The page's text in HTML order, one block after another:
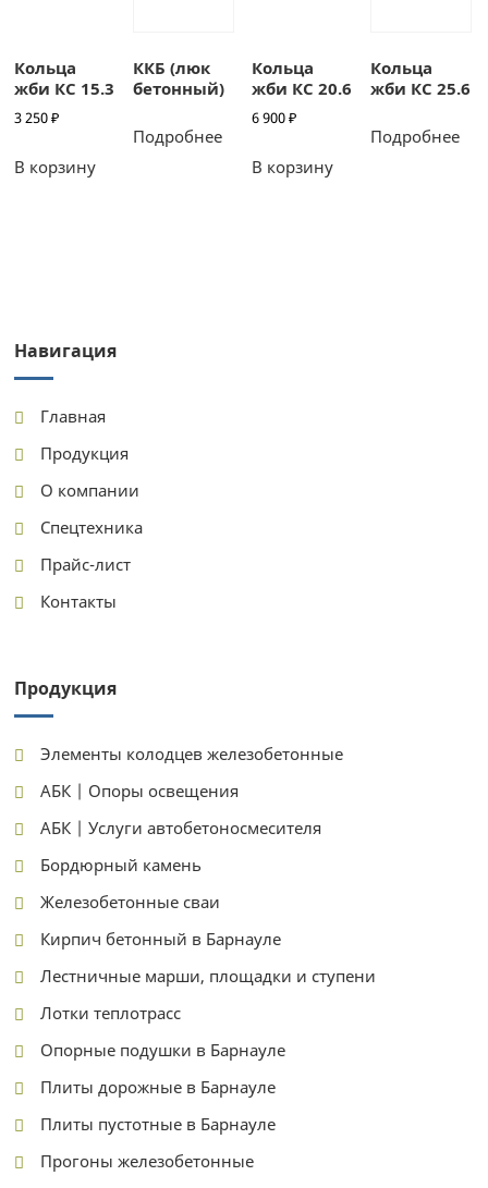
Кольца
жби КС 15.3
3 250₽
В корзину
ККБ (люк
бетонный)
Подробнее
Кольца
жби КС 20.6
6 900₽
В корзину
Кольца
жби КС 25.6
Подробнее
Навигация
Главная
Продукция
О компании
Спецтехника
Прайс-лист
Контакты
Продукция
Элементы колодцев железобетонные
АБК | Опоры освещения
АБК | Услуги автобетоносмесителя
Бордюрный камень
Железобетонные сваи
Кирпич бетонный в Барнауле
Лестничные марши, площадки и ступени
Лотки теплотрасс
Опорные подушки в Барнауле
Плиты дорожные в Барнауле
Плиты пустотные в Барнауле
Прогоны железобетонные